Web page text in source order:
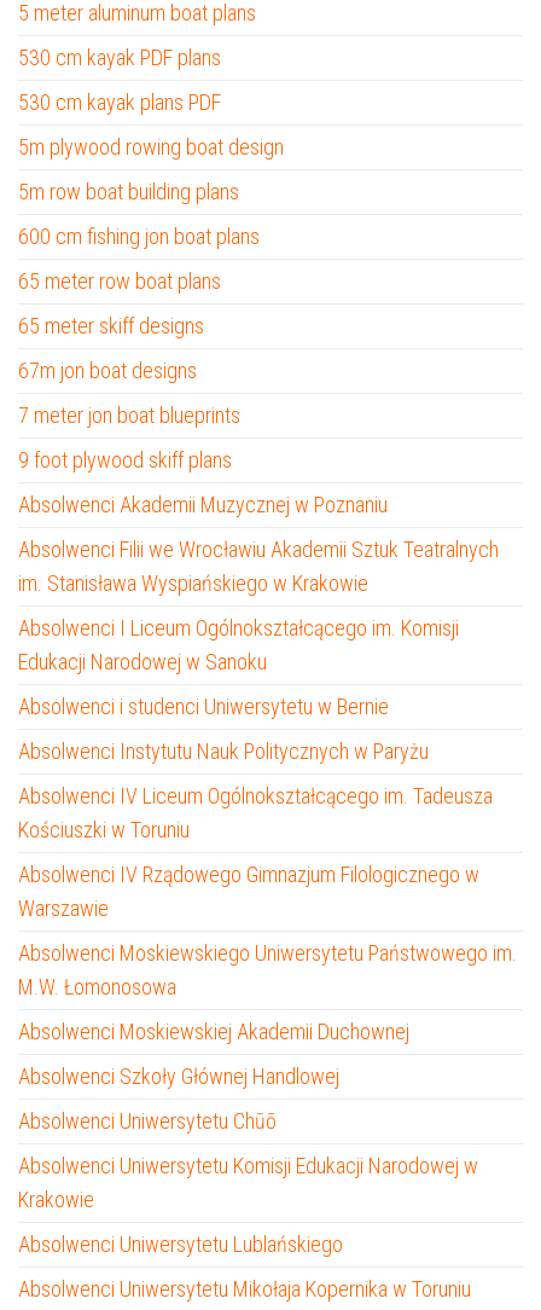
5 meter aluminum boat plans
530 cm kayak PDF plans
530 cm kayak plans PDF
5m plywood rowing boat design
5m row boat building plans
600 cm fishing jon boat plans
65 meter row boat plans
65 meter skiff designs
67m jon boat designs
7 meter jon boat blueprints
9 foot plywood skiff plans
Absolwenci Akademii Muzycznej w Poznaniu
Absolwenci Filii we Wrocławiu Akademii Sztuk Teatralnych
im. Stanisława Wyspiańskiego w Krakowie
Absolwenci I Liceum Ogólnokształcącego im. Komisji
Edukacji Narodowej w Sanoku
Absolwenci i studenci Uniwersytetu w Bernie
Absolwenci Instytutu Nauk Politycznych w Paryżu
Absolwenci IV Liceum Ogólnokształcącego im. Tadeusza
Kościuszki w Toruniu
Absolwenci IV Rządowego Gimnazjum Filologicznego w
Warszawie
Absolwenci Moskiewskiego Uniwersytetu Państwowego im.
M.W. Łomonosowa
Absolwenci Moskiewskiej Akademii Duchownej
Absolwenci Szkoły Głównej Handlowej
Absolwenci Uniwersytetu Chūō
Absolwenci Uniwersytetu Komisji Edukacji Narodowej w
Krakowie
Absolwenci Uniwersytetu Lublańskiego
Absolwenci Uniwersytetu Mikołaja Kopernika w Toruniu